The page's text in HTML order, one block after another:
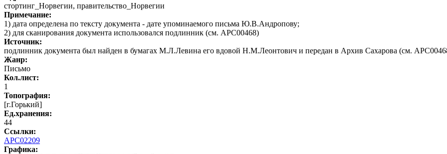
стортинг_Норвегии, правительство_Норвегии
Примечание:
1) дата определена по тексту документа - дате упоминаемого письма Ю.В.Андропову;
2) для сканирования документа использовался подлинник (см. АРС00468)
Источник:
подлинник документа был найден в бумагах М.Л.Левина его вдовой Н.М.Леонтович и передан в Архив Сахарова (см.
Жанр:
Письмо
Кол.лист:
1
Топография:
[г.Горький]
Ед.хранения:
44
Ссылки:
АРС02209
Графика: